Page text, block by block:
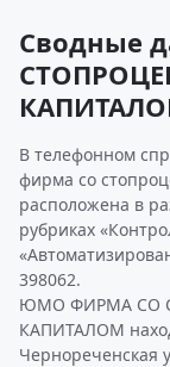
Сводные
В телефонном
фирма со
расположена в
рубриках
398062.
ЮМО ФИРМА СО
КАПИТАЛОМ
Чернореченская